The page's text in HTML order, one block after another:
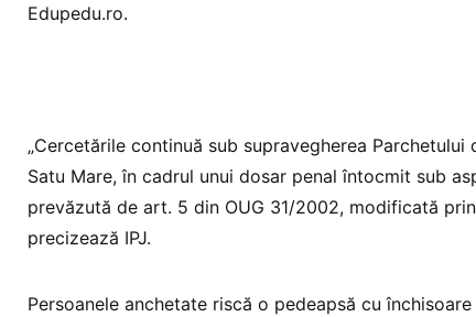
Edupedu.ro.
„Cercetările continuă sub supravegherea
Satu Mare, în cadrul unui dosar penal întocmit sub
prevăzută de art. 5 din OUG 31/2002, modificată prin
precizează IPJ.
Persoanele anchetate riscă o pedeapsă cu